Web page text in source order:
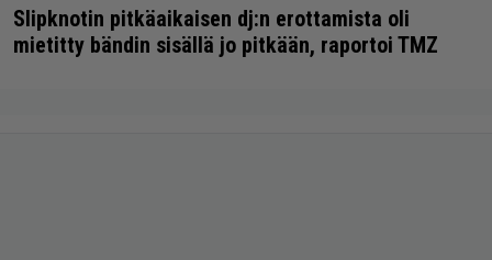
Slipknotin pitkäaikaisen dj:n erottamista oli
mietitty bändin sisällä jo pitkään, raportoi TMZ